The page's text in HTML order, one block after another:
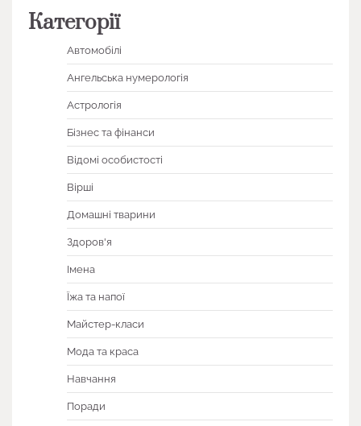
Категорії
Автомобілі
Ангельська нумерологія
Астрологія
Бізнес та фінанси
Відомі особистості
Вірші
Домашні тварини
Здоров'я
Імена
Їжа та напої
Майстер-класи
Мода та краса
Навчання
Поради